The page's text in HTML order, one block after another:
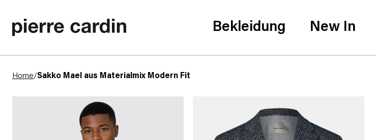
Bekleidung New In
Home/Sakko Mael aus Materialmix Modern Fit